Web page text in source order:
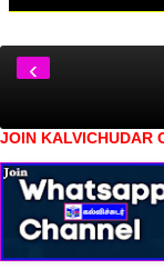
‹
JOIN KALVICHUDAR